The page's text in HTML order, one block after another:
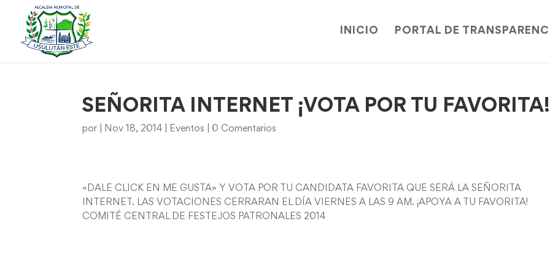
INICIO PORTAL DE
SEÑORITA INTERNET ¡VOTA POR TU FAVORITA!
por Nov 18, 2014 Eventos 0 Comentarios
«DALE CLICK EN ME GUSTA» Y VOTA POR TU CANDIDATA FAVORITA QUE SERÁ LA SEÑORITA
INTERNET. LAS VOTACIONES CERRARAN EL DÍA VIERNES A LAS 9 AM. ¡APOYA A TU FAVORITA!
COMITÉ CENTRAL DE FESTEJOS PATRONALES 2014